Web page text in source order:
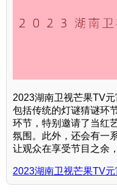
2023湖南卫视芒果TV
包括传统的灯谜猜谜环
环节，特别邀请了当红
氛围。此外，还会有一
让观众在享受节目之余
2023湖南卫视芒果TV